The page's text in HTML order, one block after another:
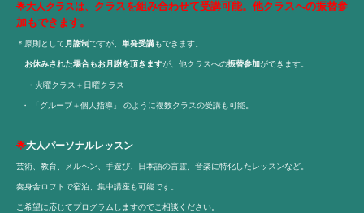
🌟大人クラスは、 クラスを組み合わせて受講可能。他クラスへの振替参
加もできます。
＊原則として月謝制ですが、 単発受講もできます。
お休みされた場合もお月謝を頂きますが、他クラスへの振替参加ができます。
・火曜クラス＋日曜クラス
・ 「グループ＋個人指導」 のように複数クラスの受講も可能。
🌟大人パーソナルレッスン
芸術、教育、メルヘン、手遊び、日本語の言霊、音楽に特化したレッスンなど。
奏身舎ロフトで宿泊、集中講座も可能です。
ご希望に応じてプログラムしますのでご相談ください。